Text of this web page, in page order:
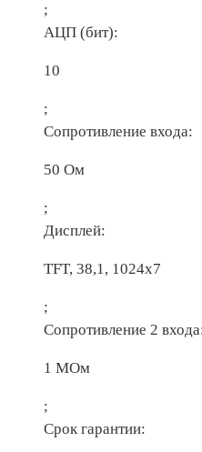
;
АЦП (бит):
10
;
Сопротивление входа:
50 Ом
;
Дисплей:
TFT, 38,1, 1024х7
;
Сопротивление 2
1 МОм
;
Срок гарантии: